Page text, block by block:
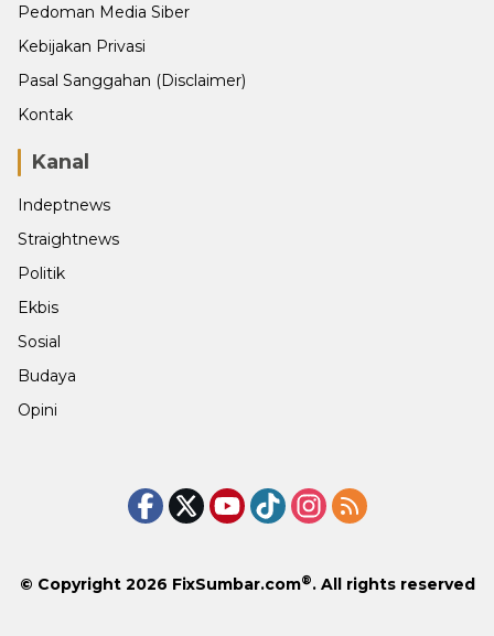
Pedoman Media Siber
Kebijakan Privasi
Pasal Sanggahan (Disclaimer)
Kontak
Kanal
Indeptnews
Straightnews
Politik
Ekbis
Sosial
Budaya
Opini
© Copyright 2026 FixSumbar.com®. All rights reserved